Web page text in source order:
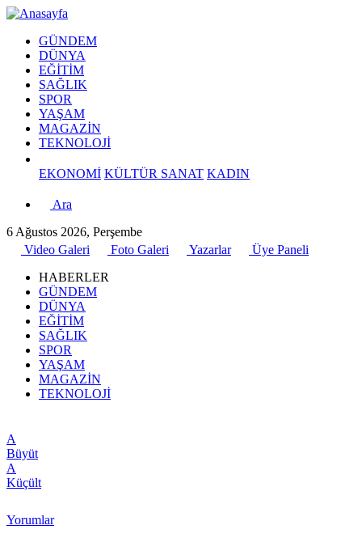
GÜNDEM
DÜNYA
EĞİTİM
SAĞLIK
SPOR
YAŞAM
MAGAZİN
TEKNOLOJİ
EKONOMİ KÜLTÜR SANAT KADIN
Ara
6 Ağustos 2026, Perşembe
Video Galeri
Foto Galeri Yazarlar
Üye Paneli
HABERLER
GÜNDEM
DÜNYA
EĞİTİM
SAĞLIK
SPOR
YAŞAM
MAGAZİN
TEKNOLOJİ
A
Büyüt
A
Küçült
Yorumlar